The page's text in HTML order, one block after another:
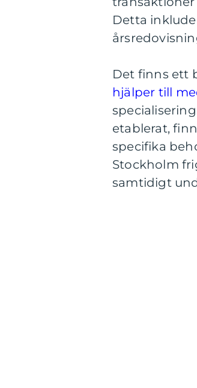
Detta
Det finns ett
hjälper till
etablerat,
specifika
Stockholm
samtidigt